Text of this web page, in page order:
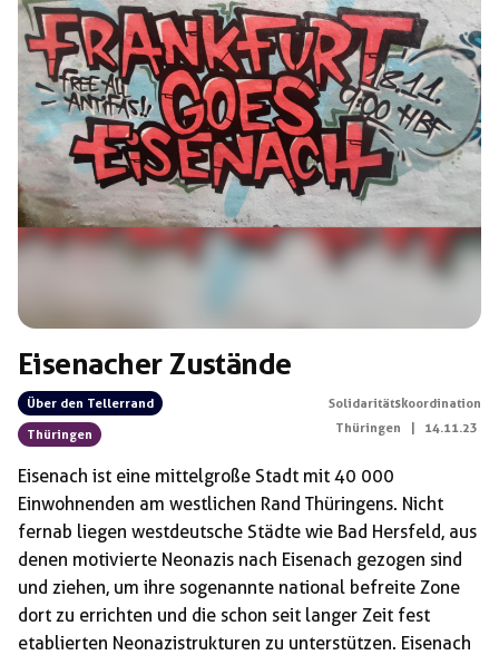
Eisenacher Zustände
Über den Tellerrand
Thüringen
Solidaritätskoordination
Thüringen
14.11.23
Eisenach ist eine mittelgroße Stadt mit 40 000
Einwohnenden am westlichen Rand Thüringens. Nicht
fernab liegen westdeutsche Städte wie Bad Hersfeld, aus
denen motivierte Neonazis nach Eisenach gezogen sind
und ziehen, um ihre sogenannte national befreite Zone
dort zu errichten und die schon seit langer Zeit fest
etablierten Neonazistrukturen zu unterstützen. Eisenach